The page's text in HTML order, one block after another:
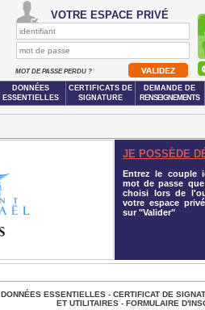
VOTRE ESPACE PRIVÉ
MOT DE PASSE PERDU ?
DONNÉES
ESSENTIELLES
CERTIFICATS DE
SIGNATURE
DEMANDE DE
RENSEIGNEMENTS
JE POSSÈDE
Entrez le couple
mot de passe
choisi lors de
votre espace
sur "Valider"
DONNÉES ESSENTIELLES- CERTIFICAT DE
ET UTILITAIRES - FORMULAIRE